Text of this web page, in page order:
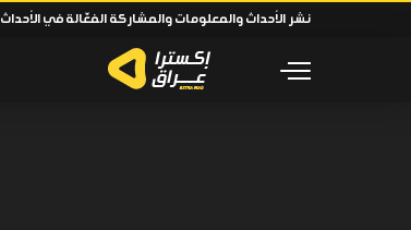
نشر الأحداث والمعلومات والمشاركة الفعّالة في الأحداث